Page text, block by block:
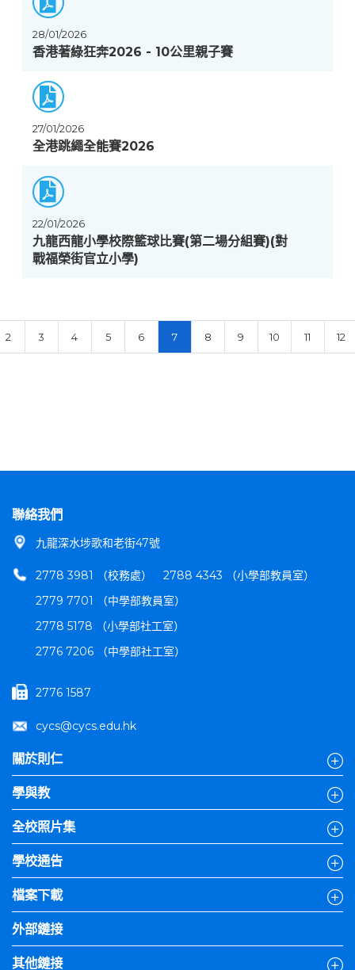
28/01/2026
香港著綠狂奔2026 - 10公里親子賽
27/01/2026
全港跳繩全能賽2026
22/01/2026
九龍西龍小學校際籃球比賽(第二場分組賽)(對
戰福榮街官立小學)
2 3 4 5 6 7 8 9 10 11 12
聯絡我們
九龍深水埗歌和老街47號
2778 3981 （校務處）
2788 4343 （小學部教員室）
2779 7701 （中學部教員室）
2778 5178 （小學部社工室）
2776 7206 （中學部社工室）
2776 1587
cycs@cycs.edu.hk
關於則仁
學與教
全校照片集
學校通告
檔案下載
外部鏈接
其他鏈接